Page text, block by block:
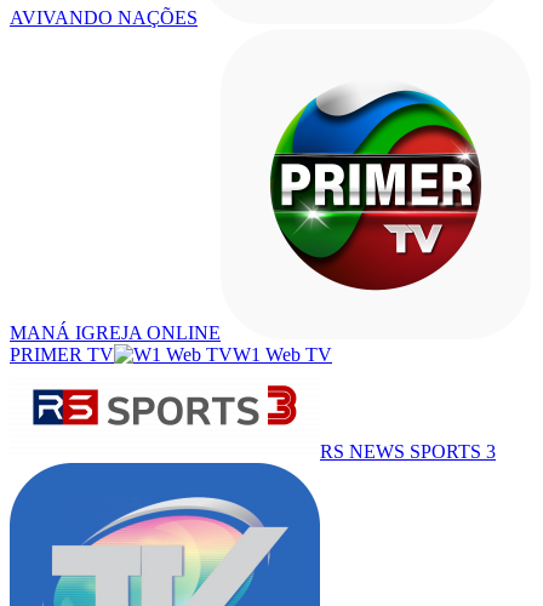
AVIVANDO NAÇÕES
MANÁ IGREJA ONLINE
PRIMER TV
W1 Web TV
RS NEWS SPORTS 3